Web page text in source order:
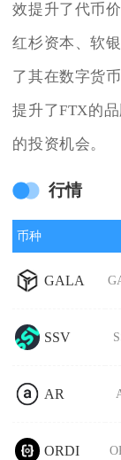
效提升了代币
红杉资本、软
了其在数字货
提升了FTX的
的投资机会。
行情
币种
GALA
SSV
AR
ORDI